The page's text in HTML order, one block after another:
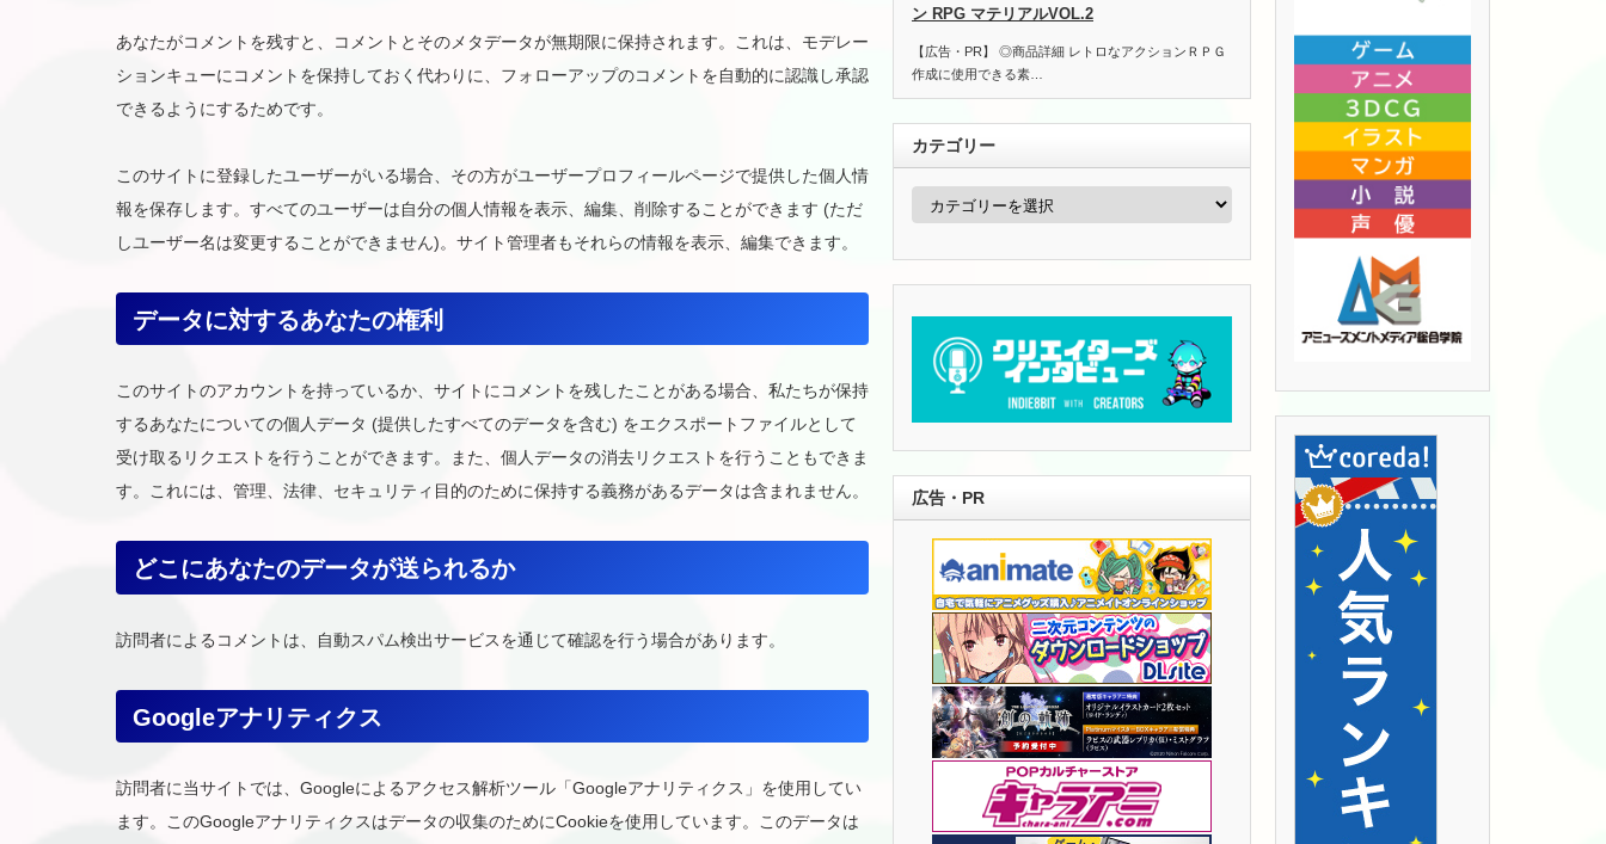
あなたがコメントを残すと、コメントとそのメタデータが無期限に保持されます。これは、モデレー
ションキューにコメントを保持しておく代わりに、フォローアップのコメントを自動的に認識し承認
できるようにするためです。
このサイトに登録したユーザーがいる場合、その方がユーザープロフィールページで提供した個人情
報を保存します。すべてのユーザーは自分の個人情報を表示、編集、削除することができます (ただ
しユーザー名は変更することができません)。サイト管理者もそれらの情報を表示、編集できます。
データに対するあなたの権利
このサイトのアカウントを持っているか、サイトにコメントを残したことがある場合、私たちが保持
するあなたについての個人データ (提供したすべてのデータを含む) をエクスポートファイルとして
受け取るリクエストを行うことができます。また、個人データの消去リクエストを行うこともできま
す。これには、管理、法律、セキュリティ目的のために保持する義務があるデータは含まれません。
どこにあなたのデータが送られるか
訪問者によるコメントは、自動スパム検出サービスを通じて確認を行う場合があります。
Googleアナリティクス
訪問者に当サイトでは、Googleによるアクセス解析ツール「Googleアナリティクス」を使用してい
ます。このGoogleアナリティクスはデータの収集のためにCookieを使用しています。このデータは
ン RPG マテリアルVOL.2
【広告・PR】 ◎商品詳細 レトロなアクションＲＰＧ
作成に使用できる素…
カテゴリー
カ
ー
広告・PR